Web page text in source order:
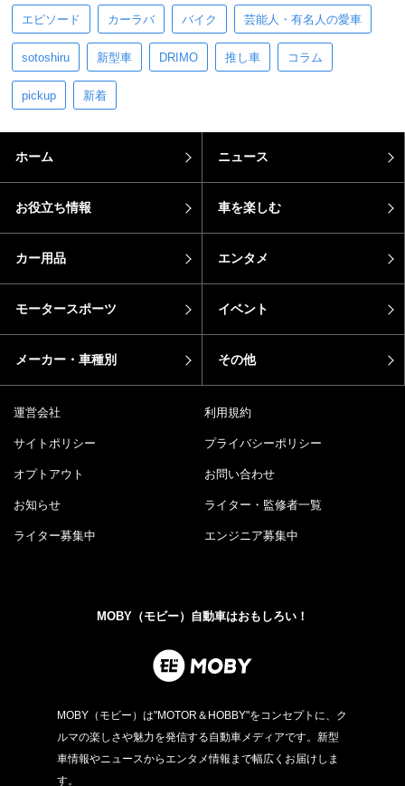
エピソード カーラバ バイク 芸能人・有名人の愛車
sotoshiru 新型車 DRIMO 推し車 コラム
pickup 新着
ホーム ニュース
お役立ち情報 車を楽しむ
カー用品 エンタメ
モータースポーツ イベント
メーカー・車種別 その他
運営会社 利用規約
サイトポリシー プライバシーポリシー
オプトアウト お問い合わせ
お知らせ ライター・監修者一覧
ライター募集中 エンジニア募集中
MOBY（モビー）自動車はおもしろい！
MOBY（モビー）は"MOTOR＆HOBBY"をコンセプトに、ク
ルマの楽しさや魅力を発信する自動車メディアです。新型
車情報やニュースからエンタメ情報まで幅広くお届けしま
す。